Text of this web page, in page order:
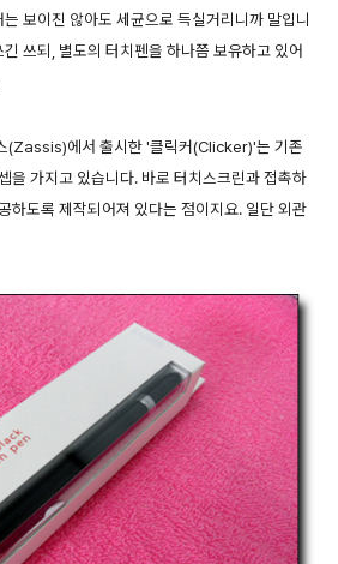
보이진 않아도 세균으로 득실거리니까 말입니
쓰되, 별도의 터치펜을 하나쯤 보유하고 있어
(Zassis)에서 출시한 '클릭커(Clicker)'는 기존
을 가지고 있습니다. 바로 터치스크린과 접촉하
하도록 제작되어져 있다는 점이지요. 일단 외관